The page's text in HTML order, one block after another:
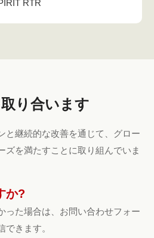
RTR
り合います
と継続的な改善を通じて、グロー
ズを満たすことに取り組んでいま
か?
った場合は、お問い合わせフォー
できます。